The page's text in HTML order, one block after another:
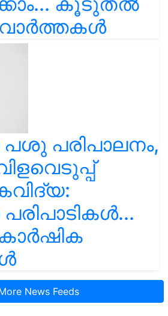
പശു പരിപാലനം,
News Feeds